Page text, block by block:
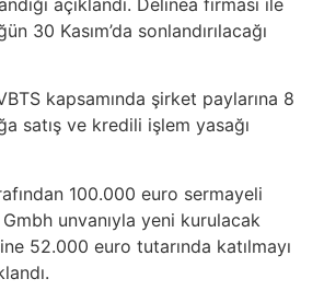
açıklandı. Delinea firması ile
30 Kasım’da sonlandırılacağı
kapsamında şirket paylarına 8
satış ve kredili işlem yasağı
100.000 euro sermayeli
unvanıyla yeni kurulacak
52.000 euro tutarında katılmayı